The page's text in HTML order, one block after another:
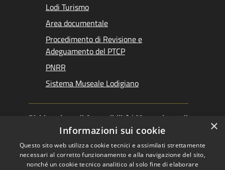
Lodi Turismo
Area documentale
Procedimento di Revisione e
Adeguamento del PTCP
PNRR
Sistema Museale Lodigiano
Dichiarazione di Accessibilità | Meccanismo di
Feedback|Obiettivi accessibilità ×
Informazioni sui cookie
Questo sito web utilizza cookie tecnici e assimilati strettamente
necessari al corretto funzionamento e alla navigazione del sito,
nonché un cookie tecnico analitico al solo fine di elaborare